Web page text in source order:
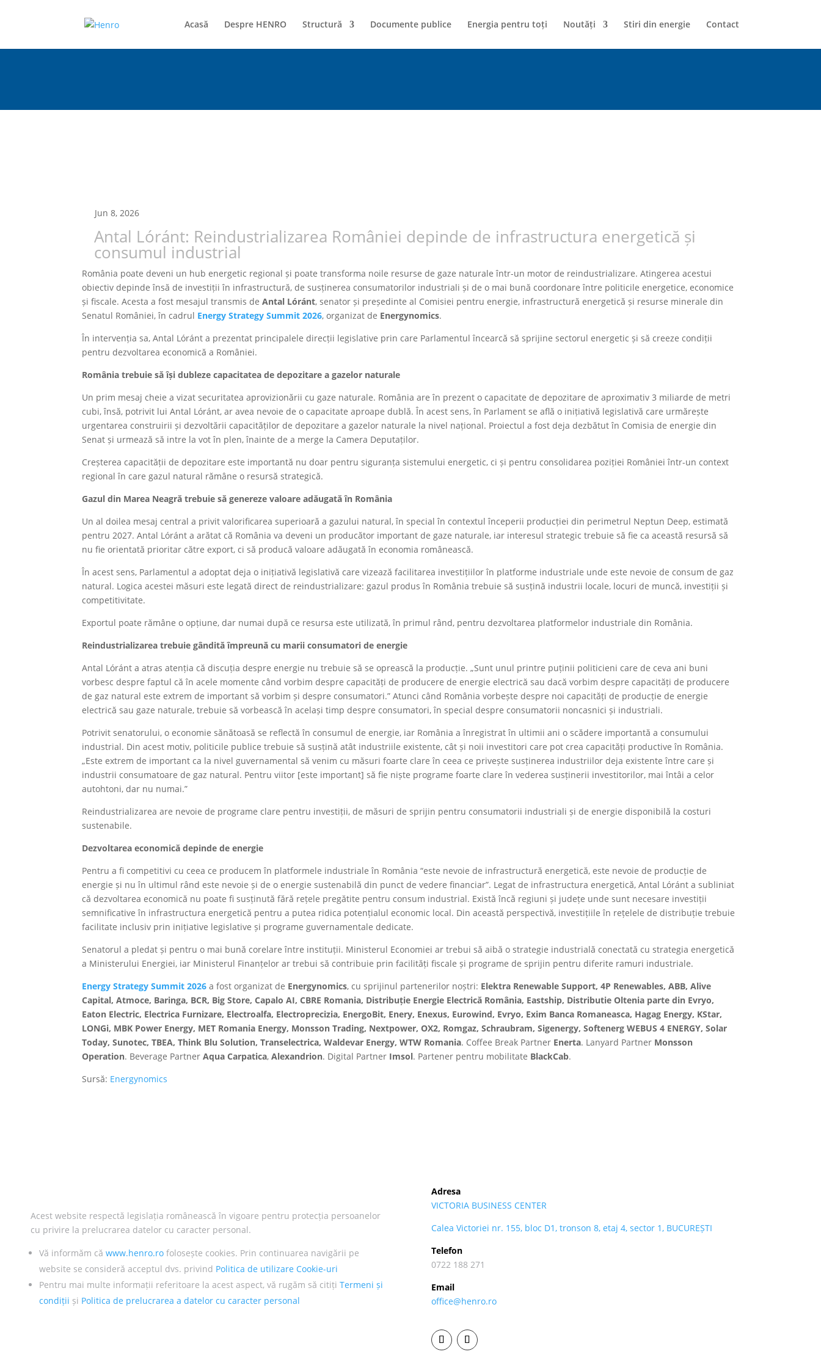
Acasă Despre HENRO Structură Documente publice Energia pentru toți Noutăți Stiri din energie Contact
Jun 8, 2026
Antal Lóránt: Reindustrializarea României depinde de infrastructura energetică și
consumul industrial
România poate deveni un hub energetic regional și poate transforma noile resurse de gaze naturale într-un motor de reindustrializare. Atingerea acestui
obiectiv depinde însă de investiții în infrastructură, de susținerea consumatorilor industriali și de o mai bună coordonare între politicile energetice, economice
și fiscale. Acesta a fost mesajul transmis deAntal Lóránt, senator și președinte al Comisiei pentru energie, infrastructură energetică și resurse minerale din
Senatul României, în cadrul Energy Strategy Summit 2026, organizat de Energynomics.
În intervenția sa, Antal Lóránt a prezentat principalele direcții legislative prin care Parlamentul încearcă să sprijine sectorul energetic și să creeze condiții
pentru dezvoltarea economică a României.
România trebuie să își dubleze capacitatea de depozitare a gazelor naturale
Un prim mesaj cheie a vizat securitatea aprovizionării cu gaze naturale. România are în prezent o capacitate de depozitare de aproximativ 3 miliarde de metri
cubi, însă, potrivit lui Antal Lóránt, ar avea nevoie de o capacitate aproape dublă. În acest sens, în Parlament se află o inițiativă legislativă care urmărește
urgentarea construirii și dezvoltării capacităților de depozitare a gazelor naturale la nivel național. Proiectul a fost deja dezbătut în Comisia de energie din
Senat și urmează să intre la vot în plen, înainte de a merge la Camera Deputaților.
Creșterea capacității de depozitare este importantă nu doar pentru siguranța sistemului energetic, ci și pentru consolidarea poziției României într-un context
regional în care gazul natural rămâne o resursă strategică.
Gazul din Marea Neagră trebuie să genereze valoare adăugată în România
Un al doilea mesaj central a privit valorificarea superioară a gazului natural, în special în contextul începerii producției din perimetrul Neptun Deep, estimată
pentru 2027. Antal Lóránt a arătat că România va deveni un producător important de gaze naturale, iar interesul strategic trebuie să fie ca această resursă să
nu fie orientată prioritar către export, ci să producă valoare adăugată în economia românească.
În acest sens, Parlamentul a adoptat deja o inițiativă legislativă care vizează facilitarea investițiilor în platforme industriale unde este nevoie de consum de gaz
natural. Logica acestei măsuri este legată direct de reindustrializare: gazul produs în România trebuie să susțină industrii locale, locuri de muncă, investiții și
competitivitate.
Exportul poate rămâne o opțiune, dar numai după ce resursa este utilizată, în primul rând, pentru dezvoltarea platformelor industriale din România.
Reindustrializarea trebuie gândită împreună cu marii consumatori de energie
Antal Lóránt a atras atenția că discuția despre energie nu trebuie să se oprească la producție. „Sunt unul printre puținii politicieni care de ceva ani buni
vorbesc despre faptul că în acele momente când vorbim despre capacități de producere de energie electrică sau dacă vorbim despre capacități de producere
de gaz natural este extrem de important să vorbim și despre consumatori.” Atunci când România vorbește despre noi capacități de producție de energie
electrică sau gaze naturale, trebuie să vorbească în același timp despre consumatori, în special despre consumatorii noncasnici și industriali.
Potrivit senatorului, o economie sănătoasă se reflectă în consumul de energie, iar România a înregistrat în ultimii ani o scădere importantă a consumului
industrial. Din acest motiv, politicile publice trebuie să susțină atât industriile existente, cât și noii investitori care pot crea capacități productive în România.
„Este extrem de important ca la nivel guvernamental să venim cu măsuri foarte clare în ceea ce privește susținerea industriilor deja existente între care și
industrii consumatoare de gaz natural. Pentru viitor [este important] să fie niște programe foarte clare în vederea susținerii investitorilor, mai întâi a celor
autohtoni, dar nu numai.”
Reindustrializarea are nevoie de programe clare pentru investiții, de măsuri de sprijin pentru consumatorii industriali și de energie disponibilă la costuri
sustenabile.
Dezvoltarea economică depinde de energie
Pentru a fi competitivi cu ceea ce producem în platformele industriale în România “este nevoie de infrastructură energetică, este nevoie de producție de
energie și nu în ultimul rând este nevoie și de o energie sustenabilă din punct de vedere financiar”. Legat de infrastructura energetică, Antal Lóránt a subliniat
că dezvoltarea economică nu poate fi susținută fără rețele pregătite pentru consum industrial. Există încă regiuni și județe unde sunt necesare investiții
semnificative în infrastructura energetică pentru a putea ridica potențialul economic local. Din această perspectivă, investițiile în rețelele de distribuție trebuie
facilitate inclusiv prin inițiative legislative și programe guvernamentale dedicate.
Senatorul a pledat și pentru o mai bună corelare între instituții. Ministerul Economiei ar trebui să aibă o strategie industrială conectată cu strategia energetică
a Ministerului Energiei, iar Ministerul Finanțelor ar trebui să contribuie prin facilități fiscale și programe de sprijin pentru diferite ramuri industriale.
Energy Strategy Summit 2026 a fost organizat de Energynomics, cu sprijinul partenerilor noștri: Elektra Renewable Support, 4P Renewables, ABB, Alive
Capital, Atmoce, Baringa, BCR, Big Store, Capalo AI, CBRE Romania, Distribuție Energie Electrică România, Eastship, Distributie Oltenia parte din Evryo,
Eaton Electric, Electrica Furnizare, Electroalfa, Electroprecizia, EnergoBit, Enery, Enexus, Eurowind, Evryo, Exim Banca Romaneasca, Hagag Energy, KStar,
LONGi, MBK Power Energy, MET Romania Energy, Monsson Trading, Nextpower, OX2, Romgaz, Schraubram, Sigenergy, Softenerg WEBUS 4 ENERGY, Solar
Today, Sunotec, TBEA, Think Blu Solution, Transelectrica, Waldevar Energy, WTW Romania. Coffee Break Partner Enerta. Lanyard Partner Monsson
Operation. Beverage PartnerAqua Carpatica,Alexandrion. Digital Partner Imsol. Partener pentru mobilitate BlackCab.
Sursă: Energynomics
Acest website respectă legislația românească în vigoare pentru protecția persoanelor
cu privire la prelucrarea datelor cu caracter personal.
Vă informăm că www.henro.ro folosește cookies. Prin continuarea navigării pe
website se consideră acceptul dvs. privind Politica de utilizare Cookie-uri
Pentru mai multe informații referitoare la acest aspect, vă rugăm să citiți Termeni și
condiții și Politica de prelucrarea a datelor cu caracter personal
Adresa
VICTORIA BUSINESS CENTER
Calea Victoriei nr. 155, bloc D1, tronson 8, etaj 4, sector 1, BUCUREȘTI
Telefon
0722 188 271
Email
office@henro.ro